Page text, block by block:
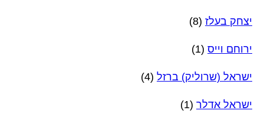
יצחק בעלז (8)
ירוחם וייס (1)
ישראל (שרוליק) ברזל (4)
ישראל אדלר (1)